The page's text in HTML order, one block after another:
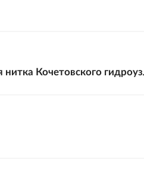
Кочетовского